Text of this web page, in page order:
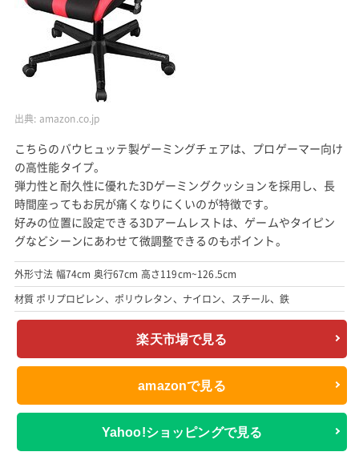
出典: amazon.co.jp
こちらのバウヒュッテ製ゲーミングチェアは、プロゲーマー向け
の高性能タイプ。
弾力性と耐久性に優れた3Dゲーミングクッションを採用し、長
時間座ってもお尻が痛くなりにくいのが特徴です。
好みの位置に設定できる3Dアームレストは、ゲームやタイピン
グなどシーンにあわせて微調整できるのもポイント。
外形寸法 幅74cm 奥行67cm 高さ119cm~126.5cm
材質 ポリプロピレン、ポリウレタン、ナイロン、スチール、鉄
楽天市場で見る
amazonで見る
Yahoo!ショッピングで見る